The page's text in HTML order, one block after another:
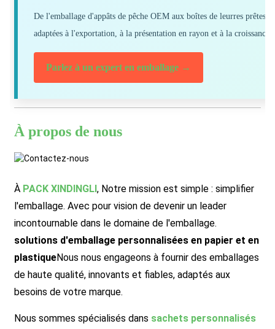
De l'emballage d'appâts de pêche OEM aux boîtes de leurres prêtes
adaptées à l'exportation, à la présentation en rayon et à la croissance
Parlez à un expert en emballage →
À propos de nous
À PACK XINDINGLI, Notre mission est simple : simplifier
l'emballage. Avec pour vision de devenir un leader
incontournable dans le domaine de l'emballage.
solutions d'emballage personnalisées en papier et en
plastiqueNous nous engageons à fournir des emballages
de haute qualité, innovants et fiables, adaptés aux
besoins de votre marque.
Nous sommes spécialisés dans sachets personnalisés